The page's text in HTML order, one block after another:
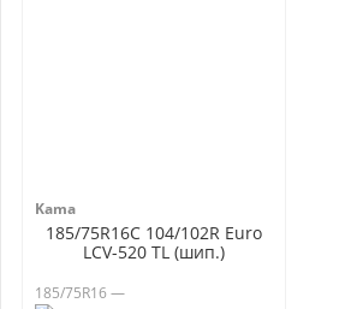
Kama
185/75R16C 104/102R Euro
LCV-520 TL (шип.)
185/75R16 —